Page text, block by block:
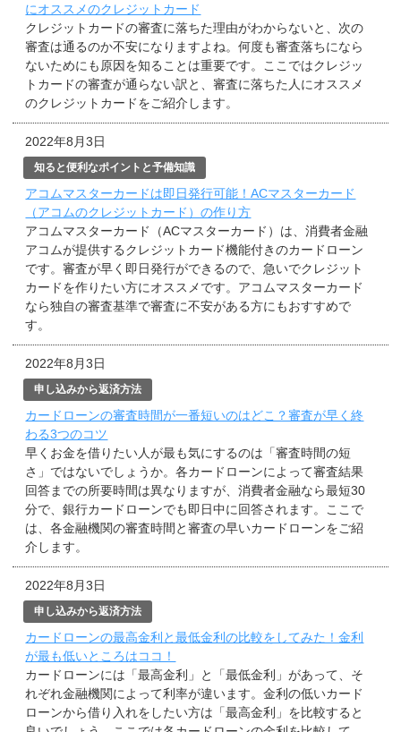
にオススメのクレジットカード
クレジットカードの審査に落ちた理由がわからないと、次の
審査は通るのか不安になりますよね。何度も審査落ちになら
ないためにも原因を知ることは重要です。ここではクレジッ
トカードの審査が通らない訳と、審査に落ちた人にオススメ
のクレジットカードをご紹介します。
2022年8月3日
知ると便利なポイントと予備知識
アコムマスターカードは即日発行可能！ACマスターカード
（アコムのクレジットカード）の作り方
アコムマスターカード（ACマスターカード）は、消費者金融
アコムが提供するクレジットカード機能付きのカードローン
です。審査が早く即日発行ができるので、急いでクレジット
カードを作りたい方にオススメです。アコムマスターカード
なら独自の審査基準で審査に不安がある方にもおすすめで
す。
2022年8月3日
申し込みから返済方法
カードローンの審査時間が一番短いのはどこ？審査が早く終
わる3つのコツ
早くお金を借りたい人が最も気にするのは「審査時間の短
さ」ではないでしょうか。各カードローンによって審査結果
回答までの所要時間は異なりますが、消費者金融なら最短30
分で、銀行カードローンでも即日中に回答されます。ここで
は、各金融機関の審査時間と審査の早いカードローンをご紹
介します。
2022年8月3日
申し込みから返済方法
カードローンの最高金利と最低金利の比較をしてみた！金利
が最も低いところはココ！
カードローンには「最高金利」と「最低金利」があって、そ
れぞれ金融機関によって利率が違います。金利の低いカード
ローンから借り入れをしたい方は「最高金利」を比較すると